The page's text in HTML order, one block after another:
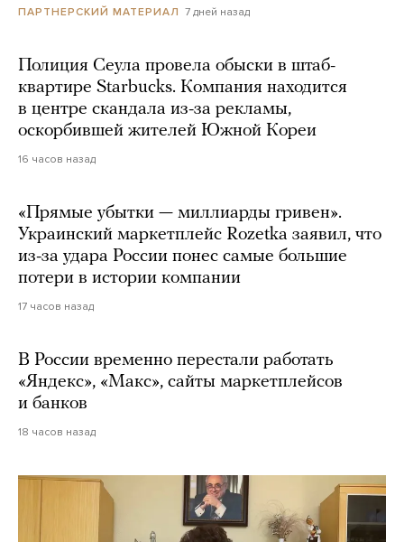
ПАРТНЕРСКИЙ МАТЕРИАЛ 7 дней назад
Полиция Сеула провела обыски в штаб-
квартире Starbucks. Компания находится
в центре скандала из-за рекламы,
оскорбившей жителей Южной Кореи
16 часов назад
«Прямые убытки — миллиарды гривен».
Украинский маркетплейс Rozetka заявил, что
из-за удара России понес самые большие
потери в истории компании
17 часов назад
В России временно перестали работать
«Яндекс», «Макс», сайты маркетплейсов
и банков
18 часов назад